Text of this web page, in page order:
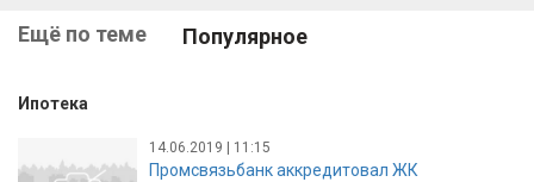
Ещё по теме Популярное
Ипотека
14.06.2019 | 11:15
Промсвязьбанк аккредитовал ЖК